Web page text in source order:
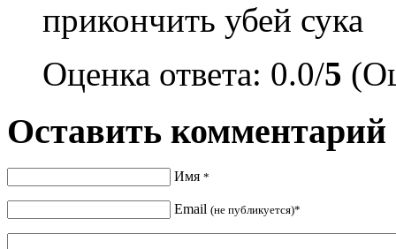
прикончить убей сука
Оценка ответа: 0.0/5
Оставить комментарий
Имя *
Email (не публикуется)*